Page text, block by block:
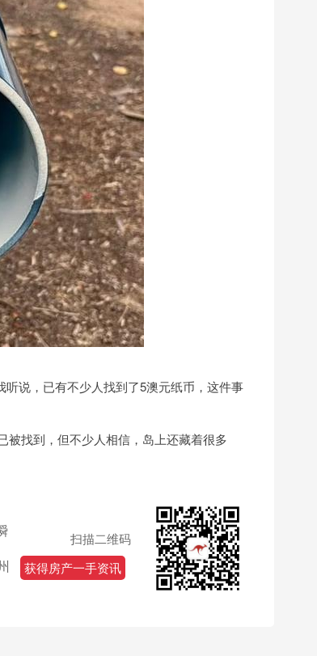
说，已有不少人找到了5澳元纸币，这件事
被找到，但不少人相信，岛上还藏着很多
扫描二维码
获得房产一手资讯